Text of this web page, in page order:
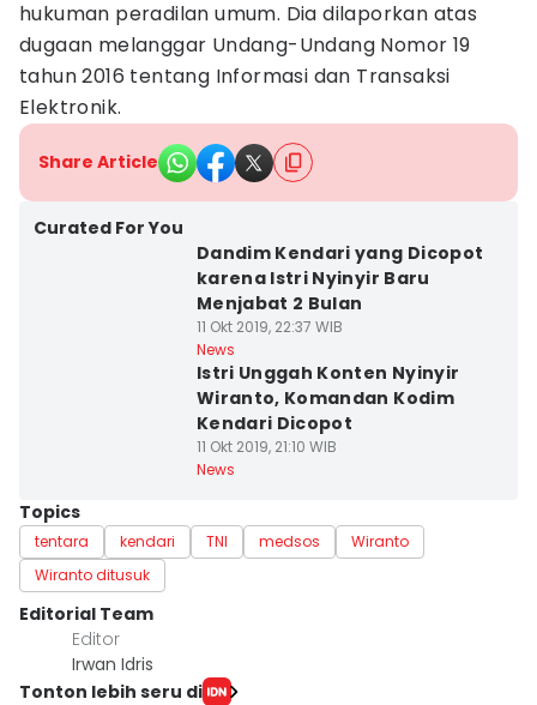
hukuman peradilan umum. Dia dilaporkan atas
dugaan melanggar Undang-Undang Nomor 19
tahun 2016 tentang Informasi dan Transaksi
Elektronik.
Share Article
Curated For You
Dandim Kendari yang Dicopot
karena Istri Nyinyir Baru
Menjabat 2 Bulan
11 Okt 2019, 22:37 WIB
News
Istri Unggah Konten Nyinyir
Wiranto, Komandan Kodim
Kendari Dicopot
11 Okt 2019, 21:10 WIB
News
Topics
tentara kendari TNI medsos
Wiranto
Wiranto ditusuk
Editorial Team
Editor
Irwan Idris
Tonton lebih seru di